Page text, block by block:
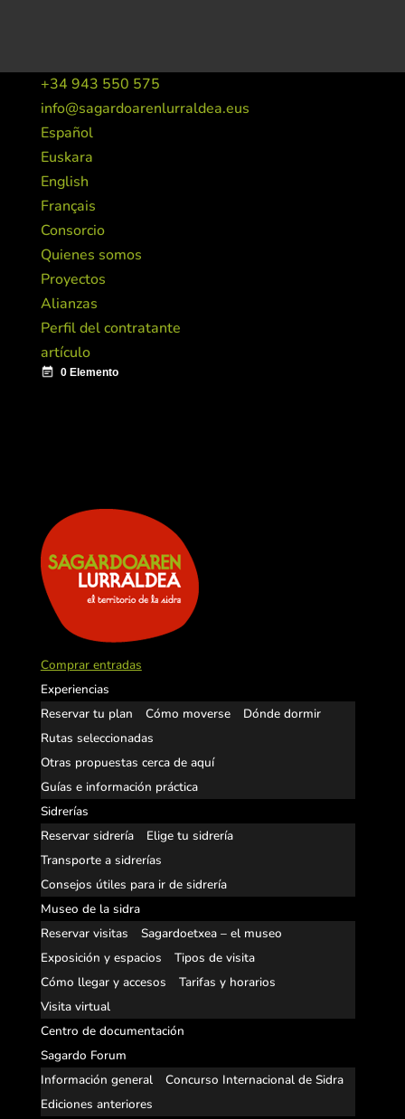
+34 943 550 575
info@sagardoarenlurraldea.eus
Español
Euskara
English
Français
Consorcio
Quienes somos
Proyectos
Alianzas
Perfil del contratante
artículo
Comprar entradas
Experiencias
Reservar tu plan
Cómo moverse
Dónde dormir
Rutas seleccionadas
Otras propuestas cerca de aquí
Guías e información práctica
Sidrerías
Reservar sidrería
Elige tu sidrería
Transporte a sidrerías
Consejos útiles para ir de sidrería
Museo de la sidra
Reservar visitas
Sagardoetxea – el museo
Exposición y espacios
Tipos de visita
Cómo llegar y accesos
Tarifas y horarios
Visita virtual
Centro de documentación
Sagardo Forum
Información general
Concurso Internacional de Sidra
Ediciones anteriores